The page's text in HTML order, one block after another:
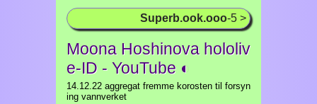
Superb.ook.ooo-5 >
Moona Hoshinova hololiv
e-ID - YouTube ◐
14.12.22 aggregat fremme korosten til forsyn
ing vannverket